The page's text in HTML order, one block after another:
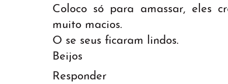
Coloco só para amassar, eles
muito macios.
O se seus ficaram lindos.
Beijos
Responder